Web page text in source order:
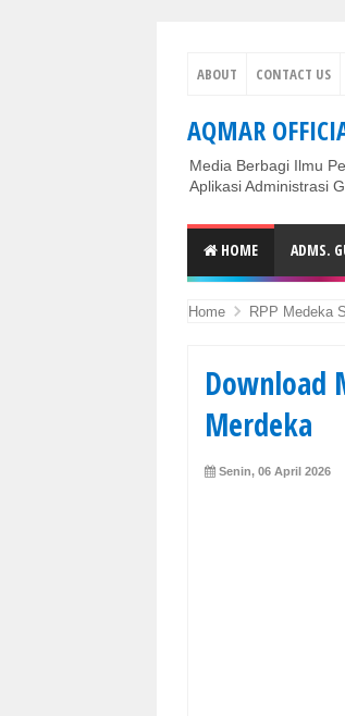
ABOUT CONTACT US
AQMAR
Media Berbagi Ilmu
Aplikasi Administrasi
HOME ADMS.
Home RPP Medeka
Download
Merdeka
Senin, 06 April 2026